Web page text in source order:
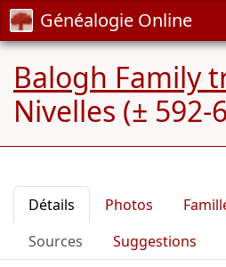
Généalogie Online
Balogh Family
Nivelles (± 592-
Détails Photos
Sources
Suggestions